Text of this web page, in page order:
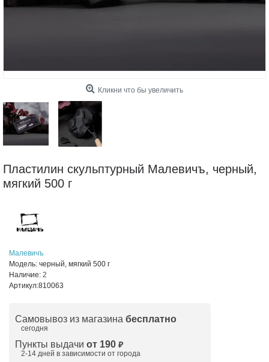
Кликни что бы увеличить
Пластилин скульптурный Малевичъ, черный,
мягкий 500 г
Малевичъ
Модель: черный, мягкий 500 г
Наличие: 2
Артикул:810063
Самовывоз из магазина бесплатно
сегодня
Пункты выдачи от 190 ₽
2-14 дней в зависимости от города